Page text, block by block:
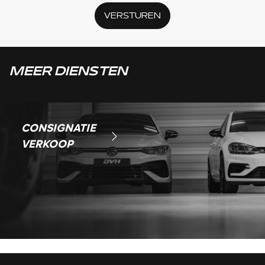
VERSTUREN
MEER DIENSTEN
CONSIGNATIE
VERKOOP